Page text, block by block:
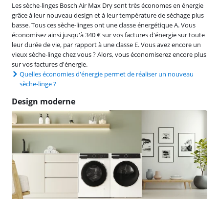
Les sèche-linges Bosch Air Max Dry sont très économes en énergie
grâce à leur nouveau design et à leur température de séchage plus
basse. Tous ces sèche-linges ont une classe énergétique A. Vous
économisez ainsi jusqu'à 340 € sur vos factures d'énergie sur toute
leur durée de vie, par rapport à une classe E. Vous avez encore un
vieux sèche-linge chez vous ? Alors, vous économiserez encore plus
sur vos factures d'énergie.
Quelles économies d'énergie permet de réaliser un nouveau
sèche-linge ?
Design moderne